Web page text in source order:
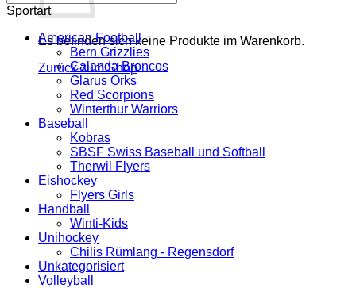
Es befinden sich keine Produkte im Warenkorb.
Zurück zum Shop
Sportart
American Football
Bern Grizzlies
Calanda Broncos
Glarus Orks
Red Scorpions
Winterthur Warriors
Baseball
Kobras
SBSF Swiss Baseball und Softball
Therwil Flyers
Eishockey
Flyers Girls
Handball
Winti-Kids
Unihockey
Chilis Rümlang - Regensdorf
Unkategorisiert
Volleyball